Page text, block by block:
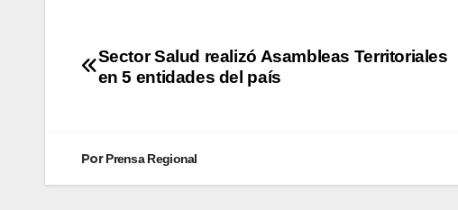
Sector Salud realizó Asambleas Territoriales
en 5 entidades del país
PorPrensa Regional